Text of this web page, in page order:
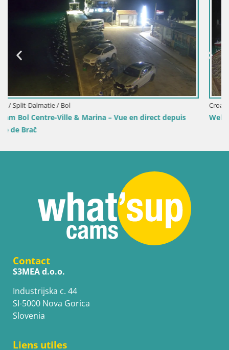
Croatie / Split-Dalmatie / Bol
Webcam Port de Bol – Vue en direct sur la Riva et la
Contact
S3MEA d.o.o.
Industrijska c. 44
SI-5000 Nova Gorica
Slovenia
Liens utiles